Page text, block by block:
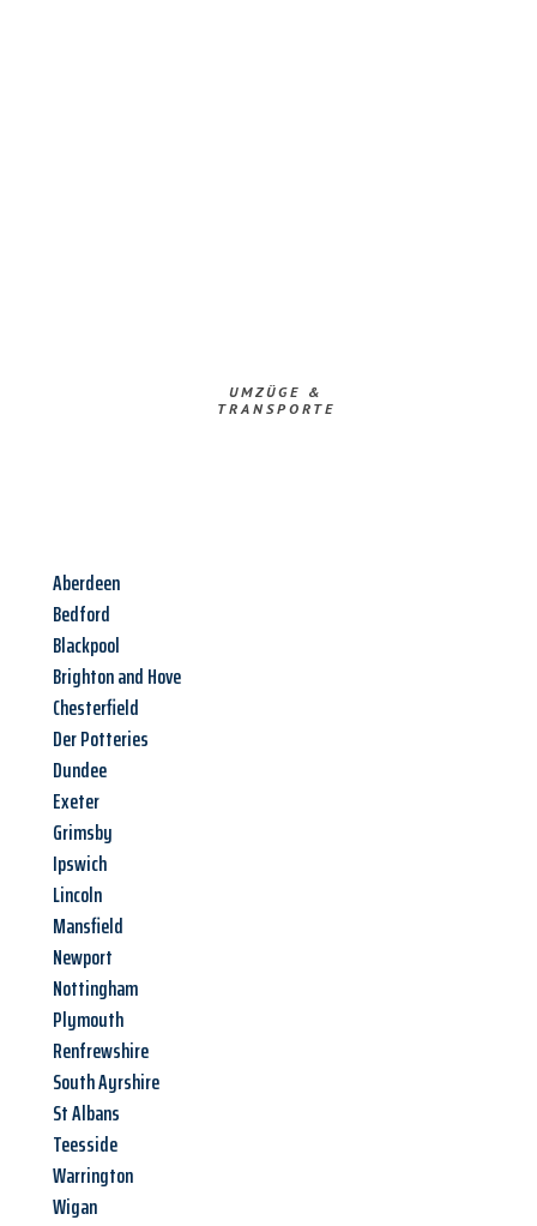
UMZÜGE &
TRANSPORTE
Aberdeen
Bedford
Blackpool
Brighton and Hove
Chesterfield
Der Potteries
Dundee
Exeter
Grimsby
Ipswich
Lincoln
Mansfield
Newport
Nottingham
Plymouth
Renfrewshire
South Ayrshire
St Albans
Teesside
Warrington
Wigan